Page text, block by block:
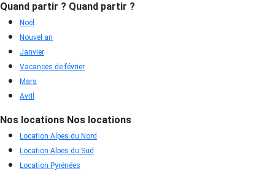
Quand partir ? Quand partir ?
Noël
Nouvel an
Janvier
Vacances de février
Mars
Avril
Nos locations Nos locations
Location Alpes du Nord
Location Alpes du Sud
Location Pyrénées